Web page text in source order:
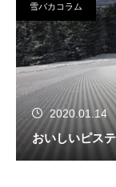
雪バカコラム
2020.01.14
おいしいピス